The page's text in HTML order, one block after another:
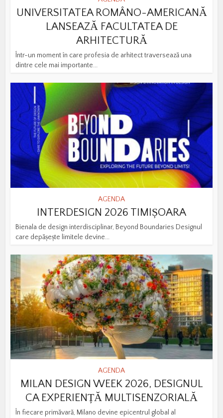
UNIVERSITATEA ROMÂNO-AMERICANĂ
LANSEAZĂ FACULTATEA DE
ARHITECTURĂ
Într-un moment în care profesia de arhitect traversează una
dintre cele mai importante...
AGENDA
INTERDESIGN 2026 TIMIȘOARA
Bienala de design interdisciplinar, Beyond Boundaries Designul
care depășește limitele devine...
AGENDA
MILAN DESIGN WEEK 2026, DESIGNUL
CA EXPERIENȚĂ MULTISENZORIALĂ
În fiecare primăvară, Milano devine epicentrul global al